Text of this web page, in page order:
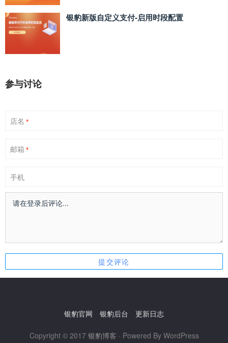
银豹新版自定义支付‑启用时段配置
参与讨论
店名 *
邮箱 *
手机
银豹官网 银豹后台 更新日志
Copyright © 2017 银豹博客 · Powered By WordPress